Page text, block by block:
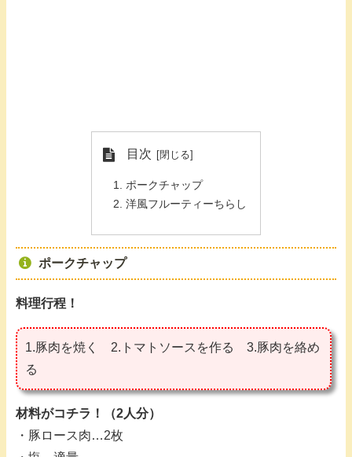
目次
ポークチャップ
洋風フルーティーちらし
ポークチャップ
料理行程！
1.豚肉を焼く 2.トマトソースを作る 3.豚肉を絡め
る
材料がコチラ！（2人分）
・豚ロース肉…2枚